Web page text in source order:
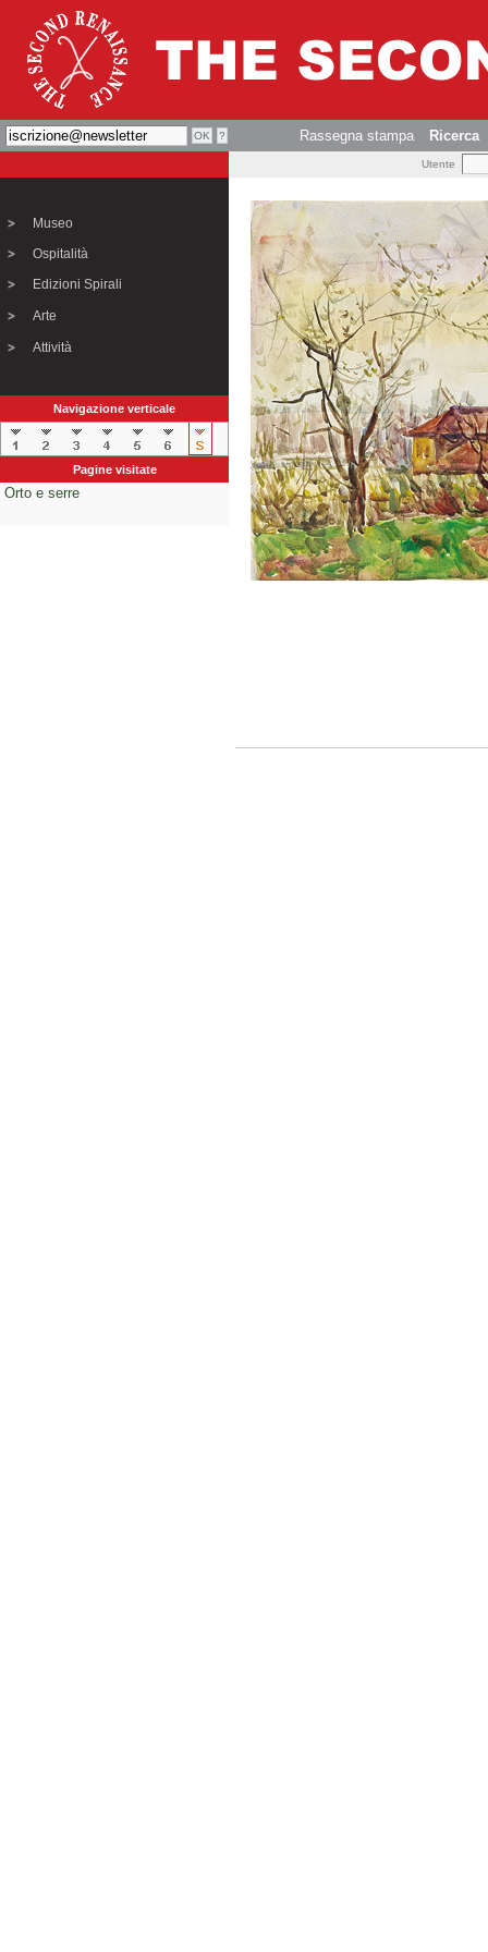
Rassegna stampa Ricerca
Utente
Museo
Ospitalità
Edizioni Spirali
Arte
Attività
Navigazione verticale
Pagine visitate
Orto e serre